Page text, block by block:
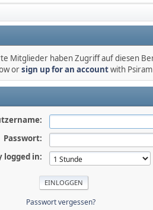
Mitglieder haben Zugriff auf diesen
orsign up for an accountwith
Passwort:
logged in:
Passwort vergessen?